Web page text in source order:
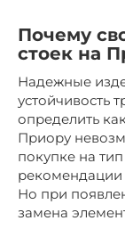
Почему
стоек на
Надежные
устойчивость
определить
Приору
покупке на
рекомендации
Но при
замена